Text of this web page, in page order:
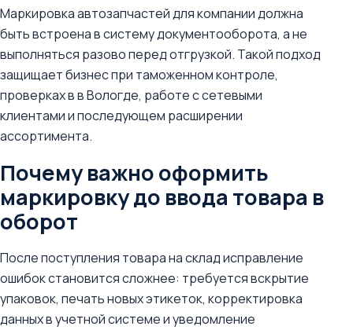
Маркировка автозапчастей для компании должна
быть встроена в систему документооборота, а не
выполняться разово перед отгрузкой. Такой подход
защищает бизнес при таможенном контроле,
проверках в в Вологде, работе с сетевыми
клиентами и последующем расширении
ассортимента.
Почему важно оформить
маркировку до ввода товара в
оборот
После поступления товара на склад исправление
ошибок становится сложнее: требуется вскрытие
упаковок, печать новых этикеток, корректировка
данных в учетной системе и уведомление